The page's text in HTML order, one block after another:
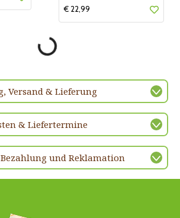
€ 22,99
Versand & Lieferung
& Liefertermine
Bezahlung und Reklamation